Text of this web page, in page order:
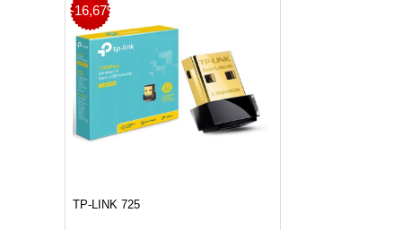
TP-LINK 725
-16,67%